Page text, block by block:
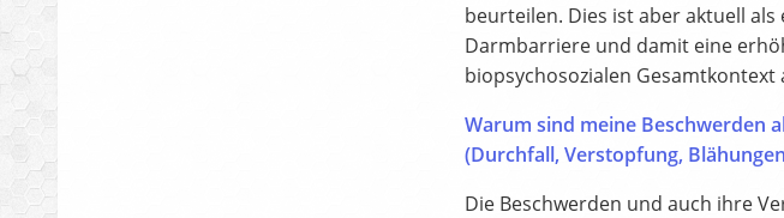
beurteilen. Dies ist aber aktuell
Darmbarriere und damit eine
biopsychosozialen
Warum sind meine Beschwerden
(Durchfall, Verstopfung,
Die Beschwerden und auch ihre